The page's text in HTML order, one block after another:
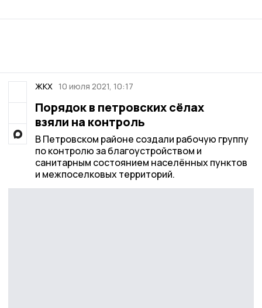
ЖКХ 10 июля 2021, 10:17
Порядок в петровских сёлах
взяли на контроль
В Петровском районе создали рабочую группу
по контролю за благоустройством и
санитарным состоянием населённых пунктов
и межпоселковых территорий.